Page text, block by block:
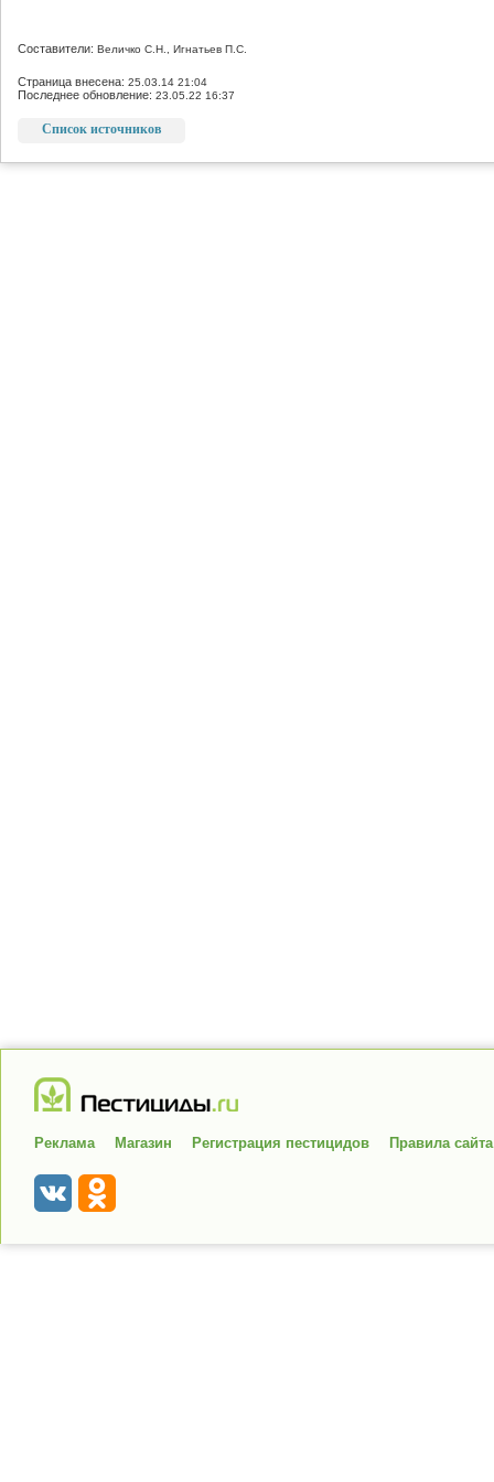
Составители: Величко С.Н., Игнатьев П.С.
Страница внесена: 25.03.14 21:04
Последнее обновление: 23.05.22 16:37
Список источников
Реклама Магазин Регистрация пестицидов Правила сайта